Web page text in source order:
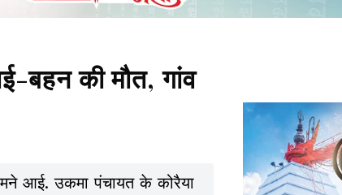
की मौत, गांव
आई. उकमा पंचायत के कोरैया